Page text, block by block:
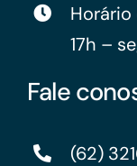
17h –
Fale
(62)